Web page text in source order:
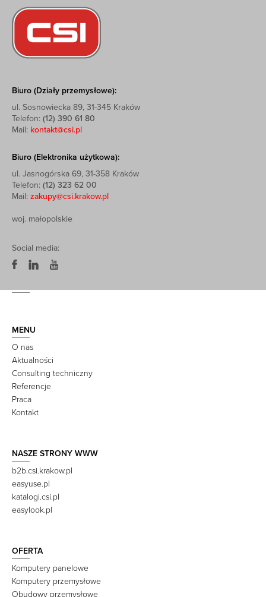
Biuro (Działy przemysłowe):
ul. Sosnowiecka 89, 31-345 Kraków
Telefon: (12) 390 61 80
Mail: kontakt@csi.pl
Biuro (Elektronika użytkowa):
ul. Jasnogórska 69, 31-358 Kraków
Telefon: (12) 323 62 00
Mail: zakupy@csi.krakow.pl
woj. małopolskie
Social media:
MENU
O nas
Aktualności
Consulting techniczny
Referencje
Praca
Kontakt
NASZE STRONY WWW
b2b.csi.krakow.pl
easyuse.pl
katalogi.csi.pl
easylook.pl
OFERTA
Komputery panelowe
Komputery przemysłowe
Obudowy przemysłowe